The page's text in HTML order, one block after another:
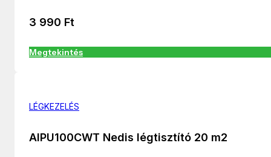
3 990 Ft
Megtekintés
LÉGKEZELÉS
AIPU100CWT Nedis légtisztító 20 m2